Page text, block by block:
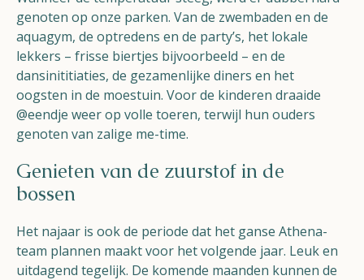
genoten op onze parken. Van de zwembaden en de
aquagym, de optredens en de party’s, het lokale
lekkers – frisse biertjes bijvoorbeeld – en de
dansinititiaties, de gezamenlijke diners en het
oogsten in de moestuin. Voor de kinderen draaide
@eendje weer op volle toeren, terwijl hun ouders
genoten van zalige me-time.
Genieten van de zuurstof in de
bossen
Het najaar is ook de periode dat het ganse Athena-
team plannen maakt voor het volgende jaar. Leuk en
uitdagend tegelijk. De komende maanden kunnen de